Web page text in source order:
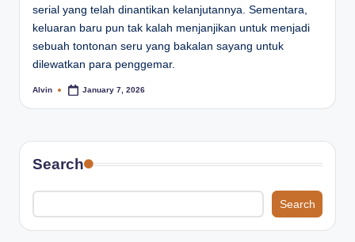
serial yang telah dinantikan kelanjutannya. Sementara,
keluaran baru pun tak kalah menjanjikan untuk menjadi
sebuah tontonan seru yang bakalan sayang untuk
dilewatkan para penggemar.
Posted
Alvin January 7, 2026
Search
Search